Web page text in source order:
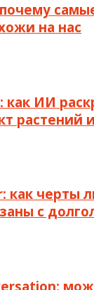
на нас
как ИИ
растений
как черты
с